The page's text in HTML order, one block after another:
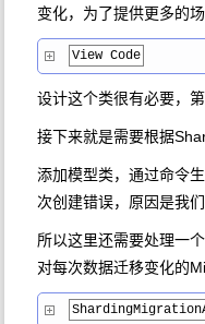
变化，为了提供更多的
View Code
设计这个类很有必要，
接下来就是需要根据
添加模型类，通过命令
次创建错误，原因是我
所以这里还需要处理一
对每次数据迁移变化的